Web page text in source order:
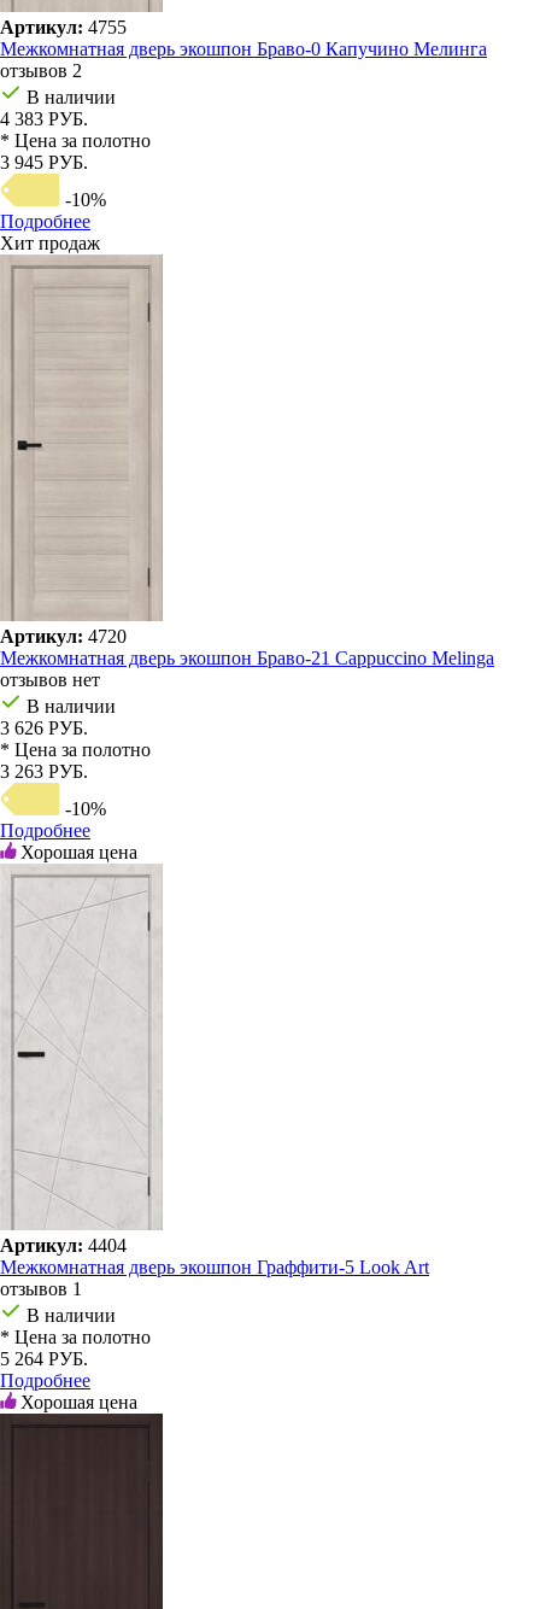
Артикул: 4755
Межкомнатная дверь экошпон Браво-0 Капучино Мелинга
отзывов 2
В наличии
4 383 РУБ.
* Цена за полотно
3 945 РУБ.
-10%
Подробнее
Хит продаж
Артикул: 4720
Межкомнатная дверь экошпон Браво-21 Cappuccino Melinga
отзывов нет
В наличии
3 626 РУБ.
* Цена за полотно
3 263 РУБ.
-10%
Подробнее
Хорошая цена
Артикул: 4404
Межкомнатная дверь экошпон Граффити-5 Look Art
отзывов 1
В наличии
* Цена за полотно
5 264 РУБ.
Подробнее
Хорошая цена